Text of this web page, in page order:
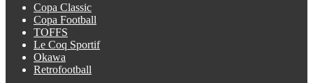
Copa Classic
Copa Football
TOFFS
Le Coq Sportif
Okawa
Retrofootball